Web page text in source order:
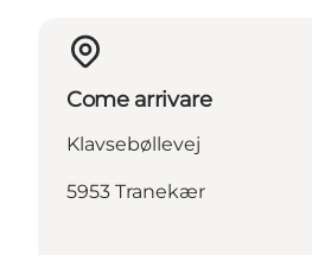
Come arrivare
Klavsebøllevej
5953 Tranekær